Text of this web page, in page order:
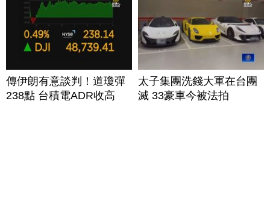
傳伊朗有意談判！道瓊彈
238點 台積電ADR收高
太子集團洗錢大軍在台團
滅 33豪車今被法拍